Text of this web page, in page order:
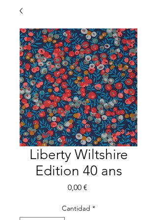
Liberty Wiltshire
Edition 40 ans
0,00 €Precio
Cantidad *